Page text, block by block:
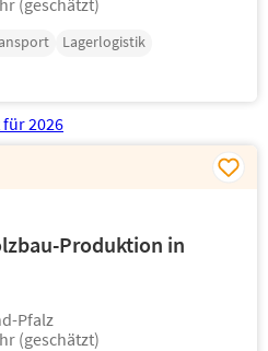
(geschätzt)
Lagerlogistik
Produktion in
Pfalz
(geschätzt)